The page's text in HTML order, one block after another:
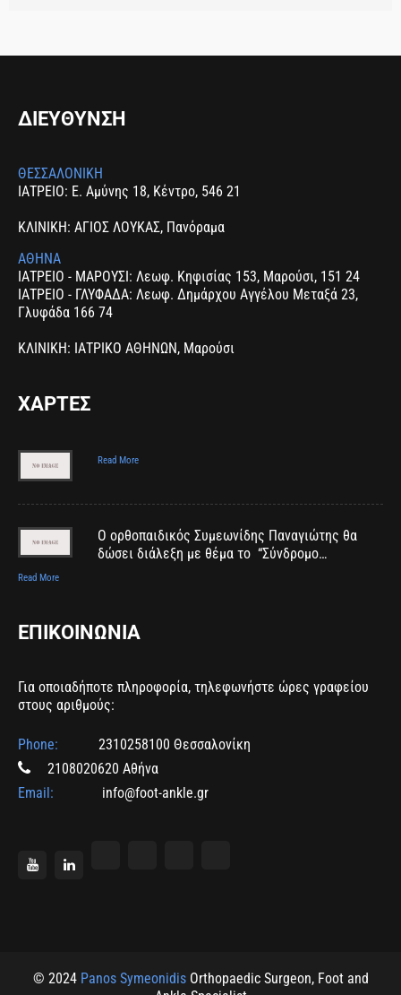
ΔΙΕΥΘΥΝΣΗ
ΘΕΣΣΑΛΟΝΙΚΗ
ΙΑΤΡΕΙΟ: Ε. Αμύνης 18, Κέντρο, 546 21
ΚΛΙΝΙΚΗ: ΑΓΙΟΣ ΛΟΥΚΑΣ, Πανόραμα
ΑΘΗΝΑ
ΙΑΤΡΕΙΟ - ΜΑΡΟΥΣΙ: Λεωφ. Κηφισίας 153, Μαρούσι, 151 24
ΙΑΤΡΕΙΟ - ΓΛΥΦΑΔΑ: Λεωφ. Δημάρχου Αγγέλου Μεταξά 23,
Γλυφάδα 166 74
ΚΛΙΝΙΚΗ: ΙΑΤΡΙΚΟ ΑΘΗΝΩΝ, Μαρούσι
ΧΑΡΤΕΣ
Read More
Ο ορθοπαιδικός Συμεωνίδης Παναγιώτης θα
δώσει διάλεξη με θέμα το “Σύνδρομο…
Read More
ΕΠΙΚΟΙΝΩΝΙΑ
Για οποιαδήποτε πληροφορία, τηλεφωνήστε ώρες γραφείου
στους αριθμούς:
Phone:
2310258100 Θεσσαλονίκη
2108020620 Αθήνα
Email:
info@foot-ankle.gr
© 2024 Panos SymeonidisOrthopaedic Surgeon, Foot and